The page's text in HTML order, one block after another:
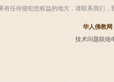
有任何侵犯您权益的地方，请联系我们，
华人佛教网
技术问题联络